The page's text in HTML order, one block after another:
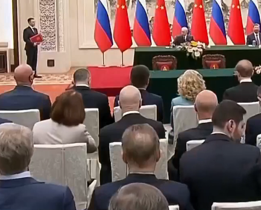
دونالد ترمب الولايات المتحدة مضيق هرمز أوروبا فلاديمير بوتين الصين